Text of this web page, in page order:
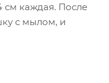
см каждая. После
с мылом, и